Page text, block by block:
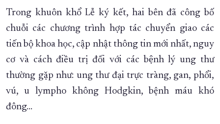
Trong khuôn khổ Lễ ký kết, hai bên đã công bố
chuỗi các chương trình hợp tác chuyển giao các
tiến bộ khoa học, cập nhật thông tin mới nhất, nguy
cơ và cách điều trị đối với các bệnh lý ung thư
thường gặp như: ung thư đại trực tràng, gan, phổi,
vú, u lympho không Hodgkin, bệnh máu khó
đông…